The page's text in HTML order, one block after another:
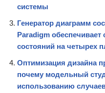
системы
Генератор диаграмм
Paradigm
состояний на четырех
Оптимизация дизайна
почему модельный
использованию